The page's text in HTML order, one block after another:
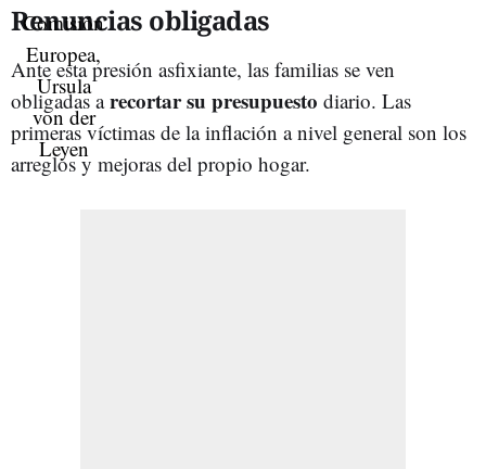
Renuncias obligadas
Ante esta presión asfixiante, las familias se ven
obligadas arecortar su presupuesto diario. Las
primeras víctimas de la inflación a nivel general son los
arreglos y mejoras del propio hogar.